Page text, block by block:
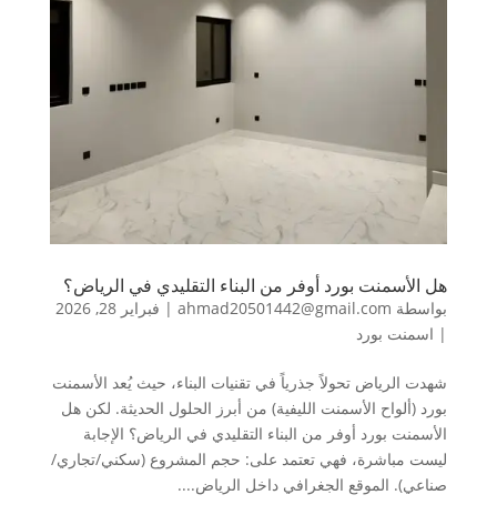
هل الأسمنت بورد أوفر من البناء التقليدي في الرياض؟
بواسطة ahmad20501442@gmail.com
| فبراير 28, 2026
| اسمنت بورد
شهدت الرياض تحولاً جذرياً في تقنيات البناء، حيث يُعد الأسمنت
بورد (ألواح الأسمنت الليفية) من أبرز الحلول الحديثة. لكن هل
الأسمنت بورد أوفر من البناء التقليدي في الرياض؟ الإجابة
ليست مباشرة، فهي تعتمد على: حجم المشروع (سكني/تجاري/
صناعي). الموقع الجغرافي داخل الرياض....